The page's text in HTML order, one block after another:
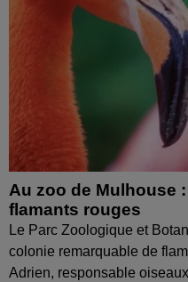
Au zoo de Mulhouse
flamants rouges
Le Parc Zoologique et
colonie remarquable de
Adrien, responsable